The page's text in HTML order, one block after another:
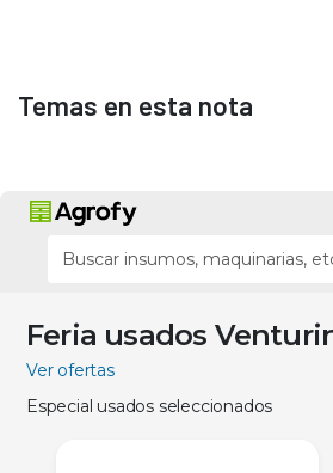
Temas en esta nota
Feria usados
Ver ofertas
Especial usados seleccionados